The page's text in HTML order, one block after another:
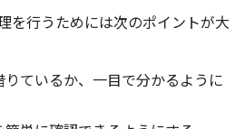
を行うためには次のポイントが大
ているか、一目で分かるように